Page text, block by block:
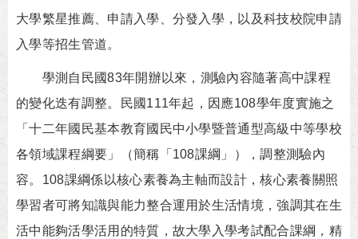
大學繁星推薦、申請入學、分發入學，以及科技校院申請
入學等招生管道。
學測自民國83年開辦以來，測驗內容隨著高中課程
的變化迭有調整。民國111年起，因應108學年度實施之
「十二年國民基本教育國民中小學暨普通型高級中等學校
各領域課程綱要」（簡稱「108課綱」），調整測驗內
容。108課綱係以核心素養為主軸而設計，核心素養關照
學習者可將知識與能力整合運用於生活情境，強調其在生
活中能夠活學活用的特質，故大學入學考試配合課綱，精